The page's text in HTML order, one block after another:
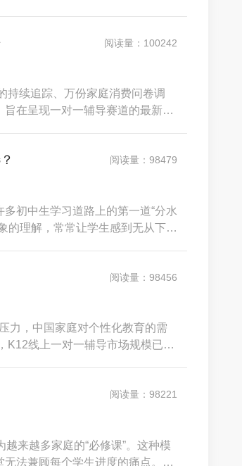
阅读量：100242
持续追踪、万份家庭消费问卷调
在呈现一对一辅导赛道的最新格
阅读量：98479
初中生学习道路上的第一道“分水
的理解，常常让学生感到无从下
阅读量：98456
力，中国家庭对个性化教育的需
K12线上一对一辅导市场规模已突
阅读量：98221
来越多家庭的“必修课”。这种模
法兼顾每个学生进度的痛点。然